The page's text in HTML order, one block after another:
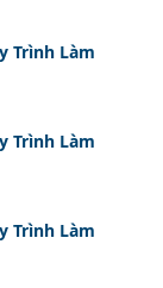
Trình Làm
Trình Làm
Trình Làm